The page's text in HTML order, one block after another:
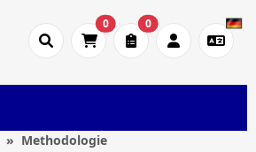
0 0
Methodologie